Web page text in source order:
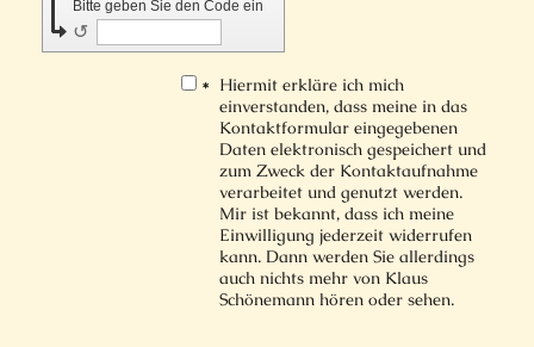
Bitte geben Sie den Code ein
↺
* Hiermit erkläre ich mich
einverstanden, dass meine in das
Kontaktformular eingegebenen
Daten elektronisch gespeichert und
zum Zweck der Kontaktaufnahme
verarbeitet und genutzt werden.
Mir ist bekannt, dass ich meine
Einwilligung jederzeit widerrufen
kann. Dann werden Sie allerdings
auch nichts mehr von Klaus
Schönemann hören oder sehen.